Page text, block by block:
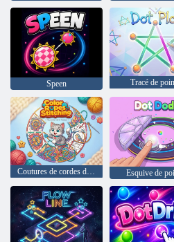
Speen Tracé de
Coutures de cordes de couleur Esquive de